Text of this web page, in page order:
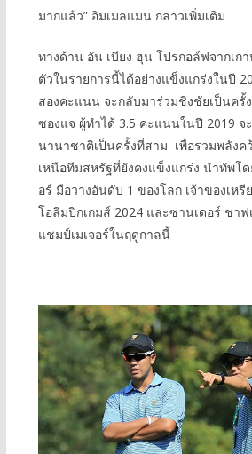
มากแล้ว” อิมเมลแมน กล่าวเพิ่มเติม
ทางด้าน อัน เบียง ฮุน โปรกอล์ฟจากเก
ตัวในรายการนี้ได้อย่างแข็งแกร่งในปี
สองคะแนน จะกลับมาร่วมชิงชัยเป็นค
ซองแจ ผู้ทำได้ 3.5 คะแนนในปี 2019 จ
นานาชาติเป็นครั้งที่สาม เพื่อรวมพลังค
เหนือทีมสหรัฐที่ยังคงแข็งแกร่ง นำทัพโ
อร์ มือวางอันดับ 1 ของโลก เจ้าของเห
โอลิมปิกเกมส์ 2024 และซานเดอร์ ชาฟ
แชมป์เมเจอร์ในฤดูกาลนี้